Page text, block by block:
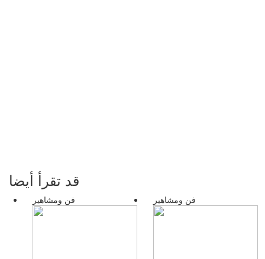
قد تقرأ أيضا
فن ومشاهير فن ومشاهير